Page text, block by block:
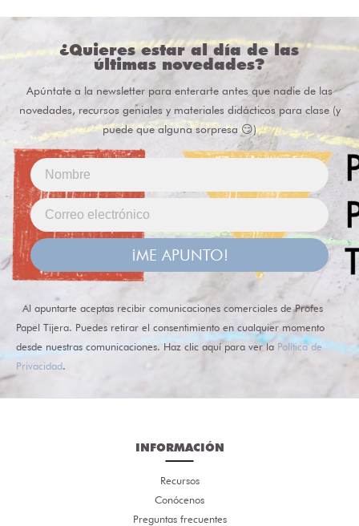
¿Quieres estar al día de las
últimas novedades?
Apúntate a la newsletter para enterarte antes que nadie de las
novedades, recursos geniales y materiales didácticos para clase (y
puede que alguna sorpresa 😏)
¡ME APUNTO!
Al apuntarte aceptas recibir comunicaciones comerciales de Profes
Papel Tijera. Puedes retirar el consentimiento en cualquier momento
desde nuestras comunicaciones. Haz clic aquí para ver la Política de
Privacidad.
INFORMACIÓN
Recursos
Conócenos
Preguntas frecuentes